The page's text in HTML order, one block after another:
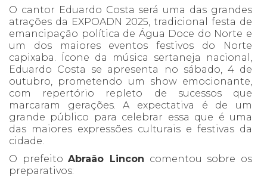
O cantor Eduardo Costa será uma das grandes
atrações da EXPOADN 2025, tradicional festa de
emancipação política de Água Doce do Norte e
um dos maiores eventos festivos do Norte
capixaba. Ícone da música sertaneja nacional,
Eduardo Costa se apresenta no sábado, 4 de
outubro, prometendo um show emocionante,
com repertório repleto de sucessos que
marcaram gerações. A expectativa é de um
grande público para celebrar essa que é uma
das maiores expressões culturais e festivas da
cidade.
O prefeitoAbraão Lincon comentou sobre os
preparativos: